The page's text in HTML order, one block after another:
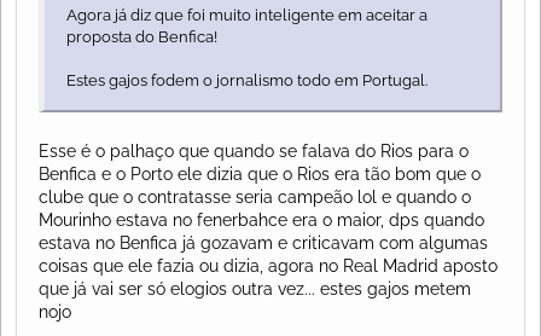
Agora já diz que foi muito inteligente em aceitar a
proposta do Benfica!
Estes gajos fodem o jornalismo todo em Portugal.
Esse é o palhaço que quando se falava do Rios para o
Benfica e o Porto ele dizia que o Rios era tão bom que o
clube que o contratasse seria campeão lol e quando o
Mourinho estava no fenerbahce era o maior, dps quando
estava no Benfica já gozavam e criticavam com algumas
coisas que ele fazia ou dizia, agora no Real Madrid aposto
que já vai ser só elogios outra vez... estes gajos metem
nojo